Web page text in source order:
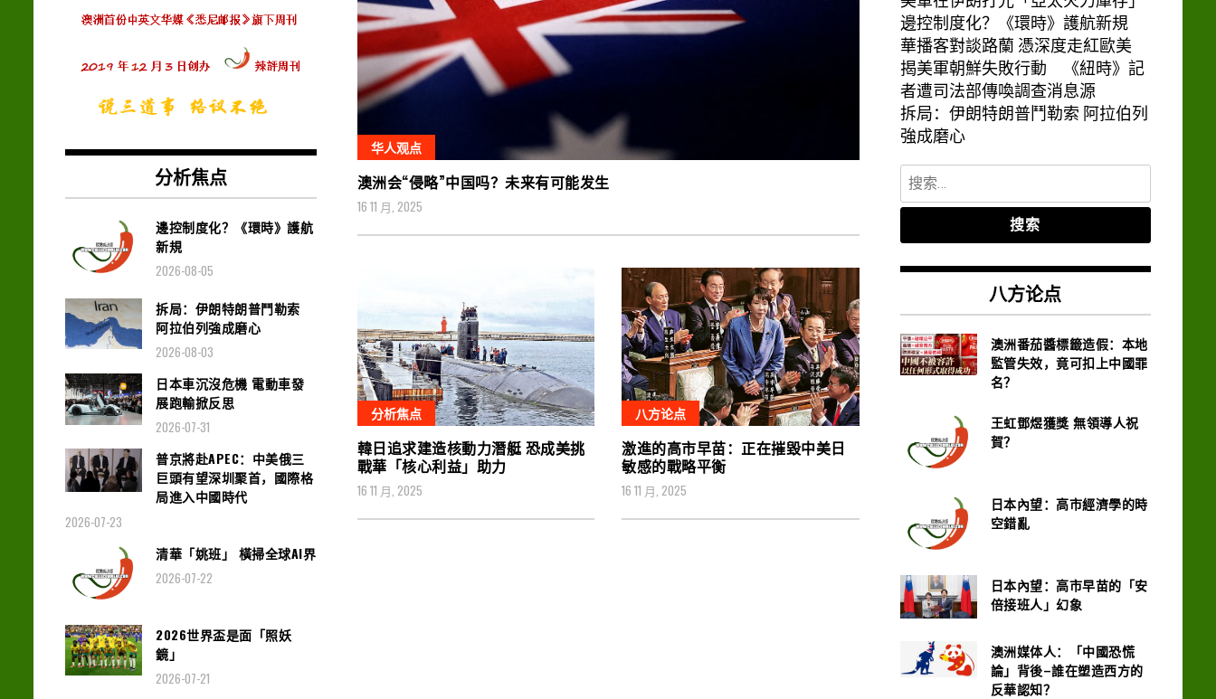
华人观点
澳洲会“侵略”中国吗？未来有可能发生
16 11 月, 2025
分析焦点
韓日追求建造核動力潛艇 恐成美挑
戰華「核心利益」助力
16 11 月, 2025
八方论点
激進的高市早苗：正在摧毀中美日
敏感的戰略平衡
16 11 月, 2025
分析焦点
邊控制度化？《環時》護航
新規
2026-08-05
拆局：伊朗特朗普鬥勒索
阿拉伯列強成磨心
2026-08-03
日本車沉沒危機 電動車發
展跑輸掀反思
2026-07-31
普京將赴APEC：中美俄三
巨頭有望深圳聚首，國際格
局進入中國時代
2026-07-23
清華「姚班」 橫掃全球AI界
2026-07-22
2026世界盃是面「照妖
鏡」
2026-07-21
邊控制度化？《環時》護航新規
華播客對談路蘭 憑深度走紅歐美
揭美軍朝鮮失敗行動 《紐時》記
者遭司法部傳喚調查消息源
拆局：伊朗特朗普鬥勒索 阿拉伯列
強成磨心
搜
索：
八方论点
澳洲番茄醬標籤造假：本地
監管失效，竟可扣上中國罪
名？
王虹鄧煜獲獎 無領導人祝
賀？
日本內望：高市經濟學的時
空錯亂
日本內望：高市早苗的「安
倍接班人」幻象
澳洲媒体人：「中國恐慌
論」背後–誰在塑造西方的
反華認知？